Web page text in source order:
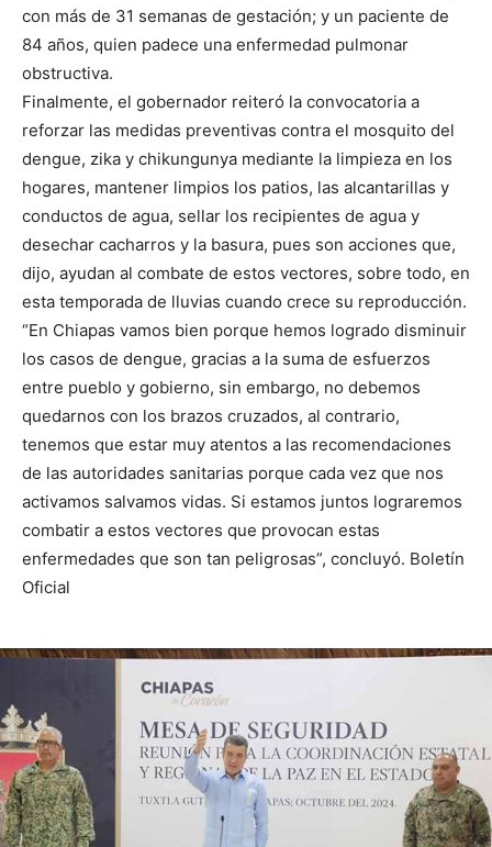
con más de 31 semanas de gestación; y un paciente de
84 años, quien padece una enfermedad pulmonar
obstructiva.
Finalmente, el gobernador reiteró la convocatoria a
reforzar las medidas preventivas contra el mosquito del
dengue, zika y chikungunya mediante la limpieza en los
hogares, mantener limpios los patios, las alcantarillas y
conductos de agua, sellar los recipientes de agua y
desechar cacharros y la basura, pues son acciones que,
dijo, ayudan al combate de estos vectores, sobre todo, en
esta temporada de lluvias cuando crece su reproducción.
“En Chiapas vamos bien porque hemos logrado disminuir
los casos de dengue, gracias a la suma de esfuerzos
entre pueblo y gobierno, sin embargo, no debemos
quedarnos con los brazos cruzados, al contrario,
tenemos que estar muy atentos a las recomendaciones
de las autoridades sanitarias porque cada vez que nos
activamos salvamos vidas. Si estamos juntos lograremos
combatir a estos vectores que provocan estas
enfermedades que son tan peligrosas”, concluyó. Boletín
Oficial